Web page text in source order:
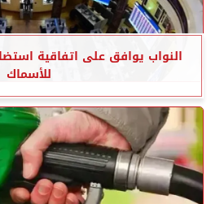
النواب يوافق على اتفاقية
للأسماك